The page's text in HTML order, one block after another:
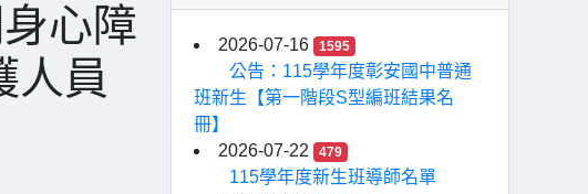
心障
人員
2026-07-16 1595
公告：115學年度彰安國中普通
班新生【第一階段S型編班結果名
冊】
2026-07-22
479
115學年度新生班導師名單